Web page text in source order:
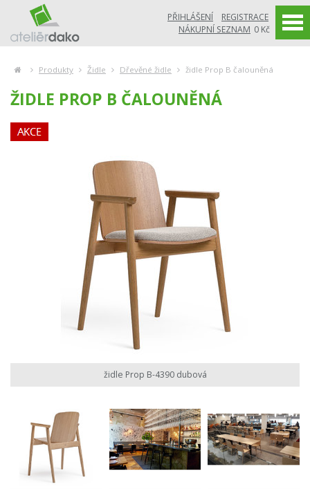
PŘIHLÁŠENÍ
REGISTRACE
NÁKUPNÍ SEZNAM 0 Kč
Produkty Židle Dřevěné židle židle Prop B čalouněná
ŽIDLE PROP B ČALOUNĚNÁ
židle Prop B-4390 dubová